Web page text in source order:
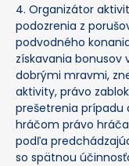
4. Organizátor
podozrenia z
podvodného
získavania bonusov
dobrými mravmi,
aktivity, právo
prešetrenia
hráčom právo
podľa
so spätnou